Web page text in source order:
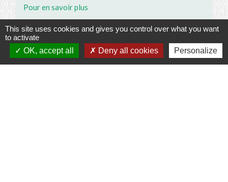
Pour en savoir plus
La médiation dans les litiges administratifsopen_in_new
Conseil d'État
Charte éthique des médiateurs dans les litiges
This site uses cookies and gives you control over what you want
to activate
OK, accept all
Deny all cookies Personalize